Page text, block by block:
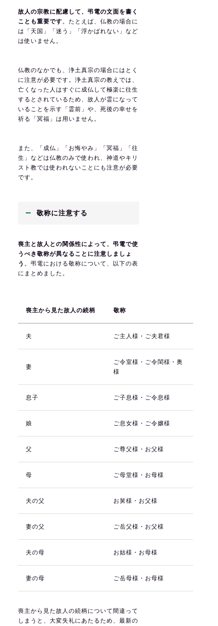
故人の宗教に配慮して、弔電の文面を書く
ことも重要です。たとえば、仏教の場合に
は「天国」「迷う」「浮かばれない」など
は使いません。
仏教のなかでも、浄土真宗の場合にはとく
に注意が必要です。浄土真宗の教えでは、
亡くなった人はすぐに成仏して極楽に往生
するとされているため、故人が霊になって
いることを示す「霊前」や、死後の幸せを
祈る「冥福」は用いません。
また、「成仏」「お悔やみ」「冥福」「往
生」などは仏教のみで使われ、神道やキリ
スト教では使われないことにも注意が必要
です。
敬称に注意する
喪主と故人との関係性によって、弔電で使
うべき敬称が異なることに注意しましょ
う 。弔電における敬称について、以下の表
にまとめました。
喪主から見た故人の続柄 敬称
夫 ご主人様・ご夫君様
妻
ご令室様・ご令閨様・奥
様
息子 ご子息様・ご令息様
娘 ご息女様・ご令嬢様
父 ご尊父様・お父様
母 ご母堂様・お母様
夫の父 お舅様・お父様
妻の父 ご岳父様・お父様
夫の母 お姑様・お母様
妻の母 ご岳母様・お母様
喪主から見た故人の続柄について間違って
しまうと、大変失礼にあたるため、最新の